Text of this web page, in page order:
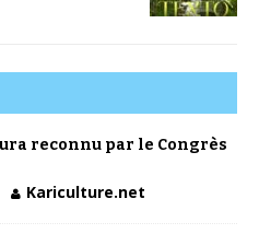
reconnu par le Congrès
Kariculture.net